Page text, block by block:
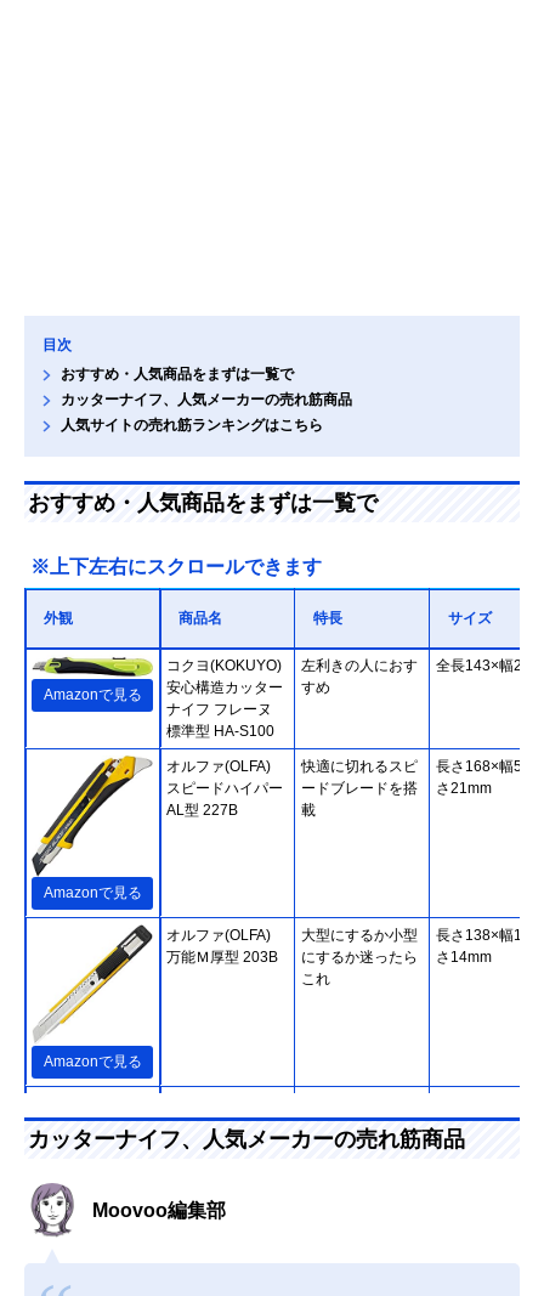
目次
おすすめ・人気商品をまずは一覧で
カッターナイフ、人気メーカーの売れ筋商品
人気サイトの売れ筋ランキングはこちら
おすすめ・人気商品をまずは一覧で
※上下左右にスクロールできます
外観 商品名 特長 サイズ
Amazonで見る
コクヨ(KOKUYO)
安心構造カッター
ナイフ フレーヌ
標準型 HA-S100
左利きの人におす
すめ
全長143×幅
Amazonで見る
オルファ(OLFA)
スピードハイパー
AL型 227B
快適に切れるスピ
ードブレードを搭
載
長さ168×幅51×
さ21mm
Amazonで見る
オルファ(OLFA)
万能Ｍ厚型 203B
大型にするか小型
にするか迷ったら
これ
長さ138×幅17×
さ14mm
楽天市場で見る
カッターナイフ 標
準型 HA-2B
格の1本
カッターナイフ、人気メーカーの売れ筋商品
Moovoo編集部